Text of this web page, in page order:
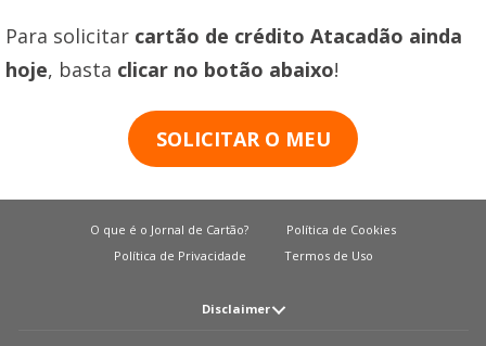
Para solicitar cartão de crédito Atacadão ainda
hoje, basta clicar no botão abaixo!
SOLICITAR O MEU
O que é o Jornal de Cartão?
Política de Cookies
Política de Privacidade
Termos de Uso
Disclaimer